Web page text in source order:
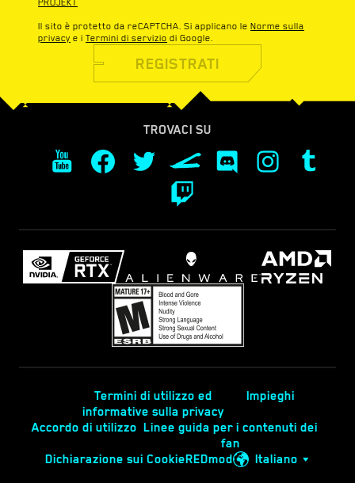
Il sito è protetto da reCAPTCHA. Si applicano le Norme sulla
privacy e i Termini di servizio di Google.
REGISTRATI
TROVACI SU
Termini di utilizzo ed
informative sulla privacy
Impieghi
Accordo di utilizzo Linee guida per i contenuti dei
fan
Dichiarazione sui CookieREDmod Italiano